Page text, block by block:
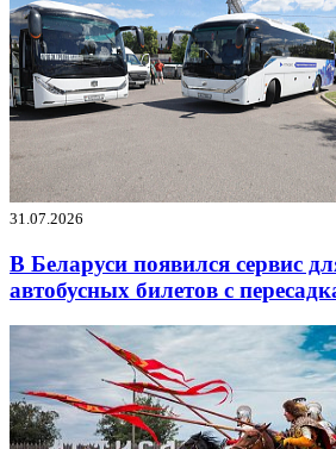
31.07.2026
В Беларуси появился сервис
автобусных билетов с